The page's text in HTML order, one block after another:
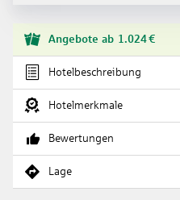
Angebote ab 1.024€
Hotelbeschreibung
Hotelmerkmale
Bewertungen
Lage